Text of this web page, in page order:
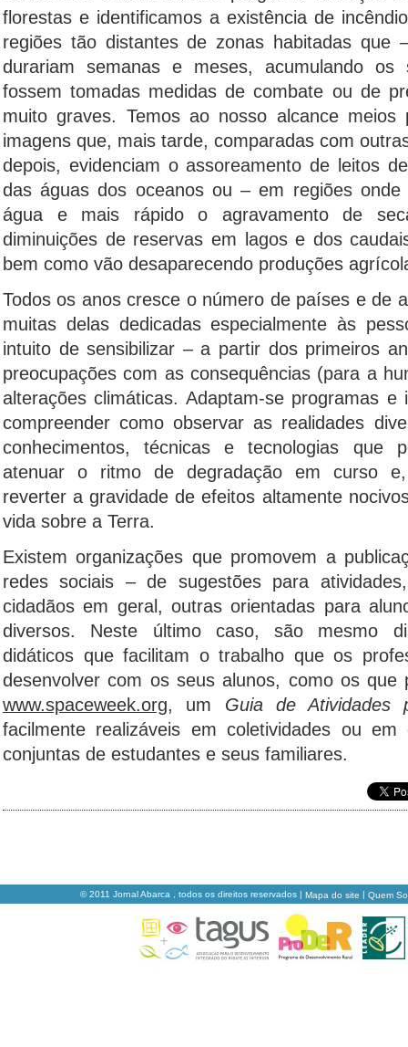
florestas e identificamos a existência de
regiões tão distantes de zonas habitadas que
durariam semanas e meses, acumulando
fossem tomadas medidas de combate ou de
muito graves. Temos ao nosso alcance
imagens que, mais tarde, comparadas com
depois, evidenciam o assoreamento de leitos
das águas dos oceanos ou – em regiões
água e mais rápido o agravamento de
diminuições de reservas em lagos e dos
bem como vão desaparecendo produções
Todos os anos cresce o número de países e de
muitas delas dedicadas especialmente às
intuito de sensibilizar – a partir dos primeiros
preocupações com as consequências (para a
alterações climáticas. Adaptam-se programas e
compreender como observar as realidades
conhecimentos, técnicas e tecnologias que
atenuar o ritmo de degradação em curso e,
reverter a gravidade de efeitos altamente
vida sobre a Terra.
Existem organizações que promovem a
redes sociais – de sugestões para
cidadãos em geral, outras orientadas para
diversos. Neste último caso, são mesmo
didáticos que facilitam o trabalho que os
desenvolver com os seus alunos, como os que
www.spaceweek.org, um Guia de Atividades
facilmente realizáveis em coletividades ou em
conjuntas de estudantes e seus familiares.
© 2011 Jornal Abarca , todos os direitos reservados | Mapa do site | Quem